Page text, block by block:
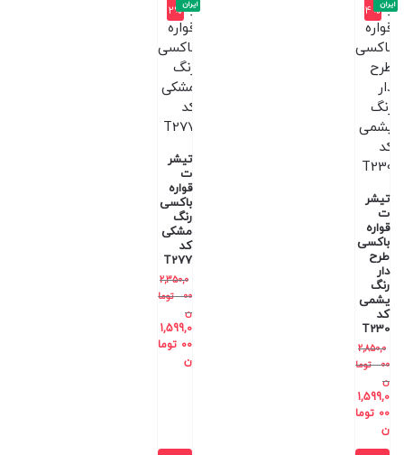
4%
تیشر
ت
قواره
باکسی
طرح
دار
رنگ
یشمی
کد
T230
2,850,0
00
توما
ن
1,599,0
00 توما
ن
ایران
2%
تیشر
ت
قواره
باکسی
رنگ
مشکی
کد
T277
2,350,0
00
توما
ن
1,599,0
00 توما
ن
ایران